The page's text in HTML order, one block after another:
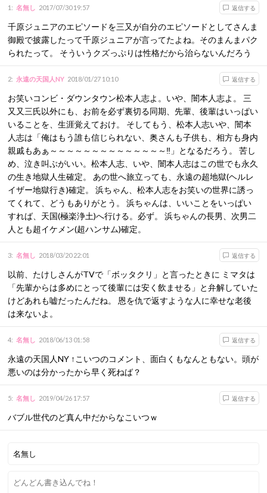
1 : 名無し 2017/07/30 19:57 返信する
千原ジュニアのエピソードを三又が自分のエピソードとしてさんま
御殿で披露したって千原ジュニアが言ってたよね。そのまんまパク
られたって。 そういうクズっぷりは性格だから治らないんだろう
2: 永遠の天国人NY 2018/01/27 10:10 返信する
お笑いコンビ・ダウンタウン松本人志よ。いや、闇本人志よ。 三
又又三氏以外にも、お前を必ず裏切る同期、先輩、後輩はいっぱい
いることを、生涯覚えておけ。 そしてもう、松本人志いや、闇本
人志は「俺はもう誰も信じられない、奥さんも子供も、相方も身内
親戚もあぁ～～～～～～～～～～～～～～‼」となるだろう。 苦し
め、泣き叫ぶがいい。松本人志、いや、闇本人志はこの世でも永久
の生き地獄人生確定。 あの世へ旅立っても、永遠の超地獄(ヘルレ
イザー地獄行き)確定。 浜ちゃん、松本人志をお笑いの世界に誘っ
てくれて、どうもありがとう。 浜ちゃんは、いいことをいっぱい
すれば、天国(極楽浄土)へ行ける。必ず。 浜ちゃんの長男、次男二
人とも超イケメン(超ハンサム)確定。
3: 名無し 2018/03/20 22:01 返信する
以前、たけしさんがTVで「ボッタクリ」と言ったときに ミマタは
「先輩からは多めにとって後輩には安く飲ませる」と弁解していた
けどあれも嘘だったんだね。 恩を仇で返すような人に幸せな老後
は来ないよ。
4: 名無し 2018/06/13 01:58 返信する
永遠の天国人NY ↑こいつのコメント、面白くもなんともない。頭が
悪いのは分かったから早く死ねば？
5: 名無し 2019/04/26 17:57 返信する
バブル世代のど真ん中だからなこいつｗ